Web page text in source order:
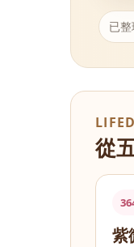
已
從
紫